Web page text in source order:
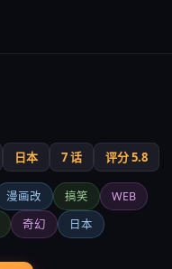
日本 7 话 评分 5.8
漫画改 搞笑
WEB
奇幻 日本